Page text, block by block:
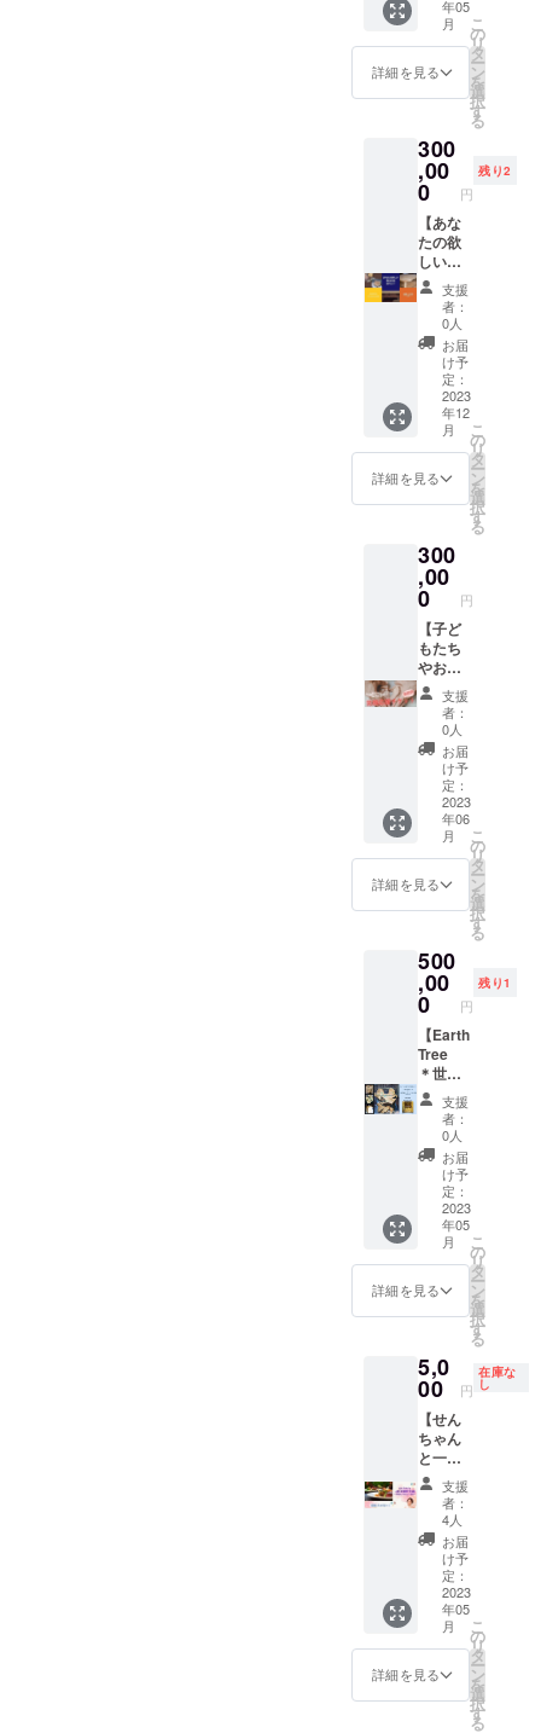
は、個
人の体
感であ
り 全て
ありま
せん。
画像や
知的財
産、著
作権は
提供・
施行責
任者に
帰属し
ます。
✼••┈┈••
✼••┈┈••
✼••┈┈••
✼••┈┈••
～21時
までの
間） ＊
開催場
神奈川
県の焚
き火が
できる
場所に
限らせ
てもら
いま
す。
（相談
可） ＊
当日荒
天の際
は延期
しま
す。も
し延期
した際
などは
リター
ン提供
者は責
任を持
ちませ
んので
ご了承
くださ
い。 ＊
日時や
内容は
相談し
て決め
ます。
＊食事
は基本
付きま
出しま
す。持
ち込み
大歓迎
です。
お酒の
提供は
致しま
せん。
コー
ヒーは
淹れま
す。 ＊
リアル
での参
加が望
ましい
です
加する
人がい
ても構
いませ
ん。そ
の際の
機材は
ご用意
くださ
い。 ＊
現地ま
での交
通費は
含みま
せん。
ご自身
でご負
産、著
作権は
提供・
施行責
任者に
帰属し
✼••┈┈••
✼••┈┈••
✼••┈┈••
✼••┈┈••
✼
て、
ほっこ
りさせ
て、豊
かな時
間を作
伝いを
しま
す。 ＊
開催場
所は関
東＋山
梨の
キャン
プ場に
限らせ
て頂き
ます。
開催場
所も話
し合っ
て決め
ましょ
う。 ＊
開催場
所まで
身でい
らして
くださ
い。現
地集合
現地解
散で
す。 ＊
開催日
時は9月
～11月
の間で
行いま
す。相
談して
決めま
しょ
う。 ＊
開催内
容とし
テント
設営、
食事提
供、焚
き火支
援、就
寝準
備、撤
収作業
です。
ハン
モック
設営や
コー
ヒーを
淹れる
なども
行いま
す。そ
の他費
かるこ
とは購
入者が
お支払
いくだ
さい。
＊食事
内容は
基本奈
良が決
めま
す。お
酒の提
供はあ
りませ
ん。ご
自身で
ぎ、楽
しみ、
美味し
そうな
笑顔で
過ごす
応援す
るチ
ケット
です。
購入し
て頂い
た方に
は、奈
良が直
接支援
者に
会って
あなた
のおか
げで笑
顔が広
がった
ことを
手紙を
添えて
いたし
ます。
ぜひ、
あなた
もこの
世の中
に笑顔
のペ
イ・
フォ
ワード
を生む
立役者
になり
ましょ
う！ ご
支援よ
ろしく
お願い
致しま
会いに
行く日
程は相
談の
上、決
めま
しょ
う。 ＊
上記日
程は6月
以降で
よろし
くお願
いしま
す。
首長国
連邦）
の首都
アブダ
ビにて
開催し
「JALD
IN展」
にて審
査員特
別賞受
賞！ 商
品名：
Volcano
Canyon
商品内
容：木
工テー
ブル
（木製
台、ガ
ラス天
板） 材
料：積
層合
板、ガ
コンセ
プト：
脈打つ
地層。
心躍る
曲線。
女性美
と男性
美の融
合。驚
きと感
動の中
に沸き
立つも
のがあ
る。人
が人と
して忘
れては
ならな
味。生
きてい
る実
感。そ
れを表
現した
かった
のだ。
冒険心
と共に
心の機
微に敏
感で在
りた
い。 奈
良 隆
寛につ
いて：
児童養
護施設
間勤
め、退
社。そ
の後、
木工作
家とし
て[HUG
WOOD
WORK
S] を立
ち上
げ、
アー
ティス
ティッ
クな作
品作り
年05
月
詳細を見る
こ
の
リ
タ
ー
ン
を
選
択
す
る
300
,00
0 円
残り2
【あな
たの欲
しい特
注家具
作りま
す】 日
常に世
界に一
点もの
の家具
がある
ことの
豊か
さ。
日々使
触れる
から、
手触り
が優し
いもの
を使い
たい。
あなた
が望む
世界に
一点の
木工家
具を製
作しま
す。 ＊
材料費
は金額
に含ま
れてい
ます
が、材
しては
相談の
上決め
ていき
ます。
＊大き
さも大
人一人
が運べ
る程の
大きさ
に限ら
せてく
ださ
い。 ＊
材料は
基本的
に木材
です。
金物や
剤、塗
料など
も使い
ます。
使用素
材に関
しても
相談の
上決め
ていき
ます。
＊デザ
インは
要望を
聞き、
奈良が
デザイ
支援
者：
0人
お届
け予
定：
2023
年12
月
詳細を見る
こ
の
リ
タ
ー
ン
を
選
択
す
る
300
,00
0 円
【子ど
もたち
やお母
さんの
笑顔を
広げ
る 笑
顔応援
チケッ
ト】 こ
のチ
ケット
は世界
中の子
どもた
ちやお
たちの
笑顔を
増やす
ための
応援チ
ケッ
ト。 笑
顔FES
代表の
奈良が
直接支
援者の
方に会
いに
行っ
て、支
援者に
向けて
のお礼
のメッ
動画を
添えて
直接お
礼を伝
えせさ
せて頂
く、笑
顔を応
援する
チケッ
トで
す。 ぜ
ひ、あ
なたも
この世
の中に
笑顔の
支援
者：
0人
お届
け予
定：
2023
年06
月
詳細を見る
こ
の
リ
タ
ー
ン
を
選
択
す
る
500
,00
0 円
残り1
【Earth
Tree
＊世界
文化遺
産
シェー
ンブル
ン宮殿
（Austr
ia）に
も展
示】 第
27回
国際平
和美術
展
）に出
品し、
神奈川
県民
ホール
で展示
後、
オース
トリア
の世界
遺産
「シェ
ーンブ
ルン宮
殿」に
も展示
された
支援
者：
0人
お届
け予
定：
2023
年05
月
詳細を見る
こ
の
リ
タ
ー
ン
を
選
択
す
る
5,0
00 円
在庫な
し
【せん
ちゃん
と一緒
にお食
事でき
る権応
援つ
き】 リ
アルで
一緒に
お食事
しなが
ら、心
も満タ
ンに♫
応援し
支援
者：
4人
お届
け予
定：
2023
年05
月
詳細を見る
こ
の
リ
タ
ー
ン
を
選
択
す
る